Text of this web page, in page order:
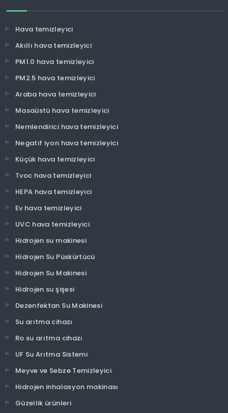
Hava temizleyici
Akıllı hava temizleyici
PM1.0 hava temizleyici
PM2.5 hava temizleyici
Araba hava temizleyici
Masaüstü hava temizleyici
Nemlendirici hava temizleyici
Negatif iyon hava temizleyici
Küçük hava temizleyici
Tvoc hava temizleyici
HEPA hava temizleyici
Ev hava temizleyici
UVC hava temizleyici
Hidrojen su makinesi
Hidrojen Su Püskürtücü
Hidrojen Su Makinesi
Hidrojen su şişesi
Dezenfektan Su Makinesi
Su arıtma cihazı
Ro su arıtma cihazı
UF Su Arıtma Sistemi
Meyve ve Sebze Temizleyici
Hidrojen inhalasyon makinası
Güzellik ürünleri